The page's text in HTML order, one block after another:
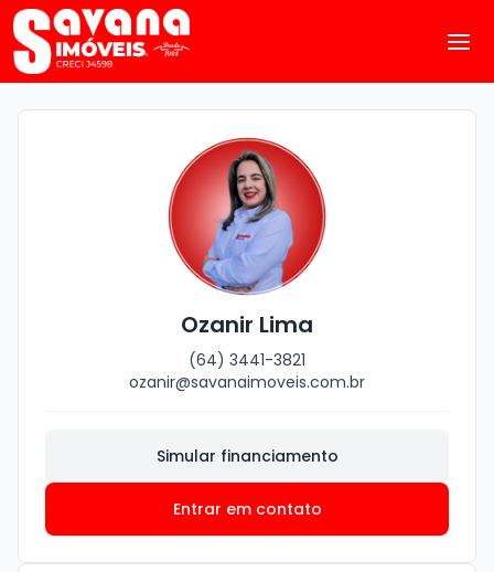
Ozanir Lima
(64) 3441-3821
ozanir@savanaimoveis.com.br
Simular financiamento
Entrar em contato